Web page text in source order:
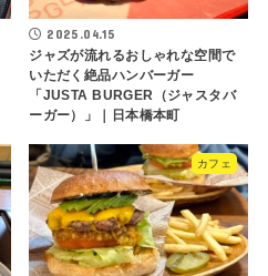
2025.04.15
ジャズが流れるおしゃれな空間で
いただく絶品ハンバーガー
「JUSTA BURGER（ジャスタバ
ーガー）」｜日本橋本町
カフェ